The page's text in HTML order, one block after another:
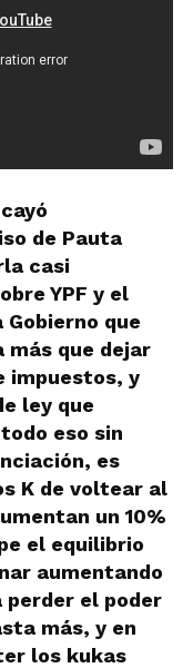
de Pauta
casi
YPF y el
que
más que dejar
impuestos, y
ley que
eso sin
es
K de voltear al
un 10%
el equilibrio
aumentando
perder el poder
más, y en
los kukas